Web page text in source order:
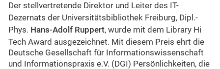
Der stellvertretende Direktor und Leiter des IT-
Dezernats der Universitätsbibliothek Freiburg, Dipl.-
Phys. Hans-Adolf Ruppert, wurde mit dem Library Hi
Tech Award ausgezeichnet. Mit diesem Preis ehrt die
Deutsche Gesellschaft für Informationswissenschaft
und Informationspraxis e.V. (DGI) Persönlichkeiten, die